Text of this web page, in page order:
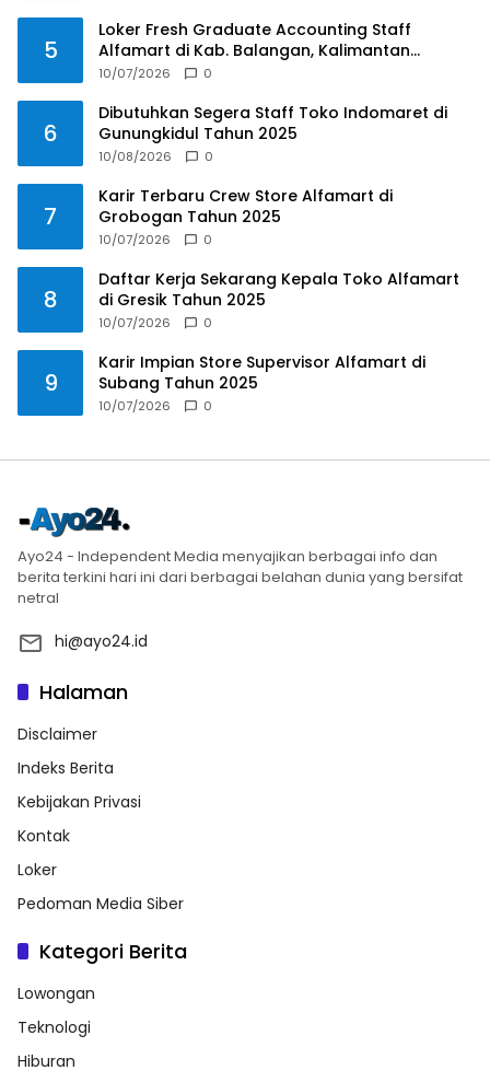
5
Loker Fresh Graduate Accounting Staff
Alfamart di Kab. Balangan, Kalimantan
Selatan Tahun 2025
10/07/2026 0
6
Dibutuhkan Segera Staff Toko Indomaret di
Gunungkidul Tahun 2025
10/08/2026 0
7
Karir Terbaru Crew Store Alfamart di
Grobogan Tahun 2025
10/07/2026 0
8
Daftar Kerja Sekarang Kepala Toko Alfamart
di Gresik Tahun 2025
10/07/2026 0
9
Karir Impian Store Supervisor Alfamart di
Subang Tahun 2025
10/07/2026 0
Ayo24 - Independent Media menyajikan berbagai info dan
berita terkini hari ini dari berbagai belahan dunia yang bersifat
netral
hi@ayo24.id
Halaman
Disclaimer
Indeks Berita
Kebijakan Privasi
Kontak
Loker
Pedoman Media Siber
Kategori Berita
Lowongan
Teknologi
Hiburan